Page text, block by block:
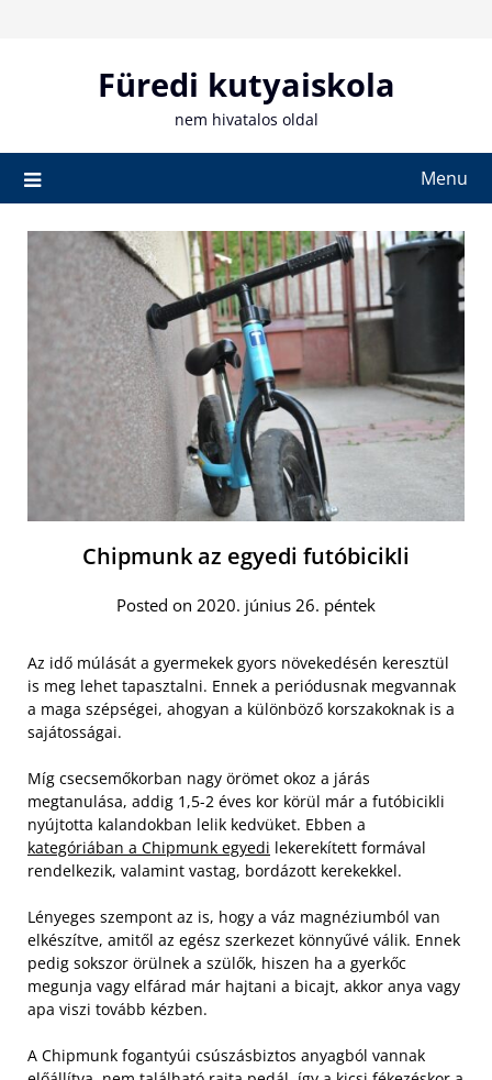
Füredi kutyaiskola
nem hivatalos oldal
Menu
Chipmunk az egyedi futóbicikli
Posted on 2020. június 26. péntek
Az idő múlását a gyermekek gyors növekedésén keresztül
is meg lehet tapasztalni. Ennek a periódusnak megvannak
a maga szépségei, ahogyan a különböző korszakoknak is a
sajátosságai.
Míg csecsemőkorban nagy örömet okoz a járás
megtanulása, addig 1,5-2 éves kor körül már a futóbicikli
nyújtotta kalandokban lelik kedvüket. Ebben a
kategóriában a Chipmunk egyedi lekerekített formával
rendelkezik, valamint vastag, bordázott kerekekkel.
Lényeges szempont az is, hogy a váz magnéziumból van
elkészítve, amitől az egész szerkezet könnyűvé válik. Ennek
pedig sokszor örülnek a szülők, hiszen ha a gyerkőc
megunja vagy elfárad már hajtani a bicajt, akkor anya vagy
apa viszi tovább kézben.
A Chipmunk fogantyúi csúszásbiztos anyagból vannak